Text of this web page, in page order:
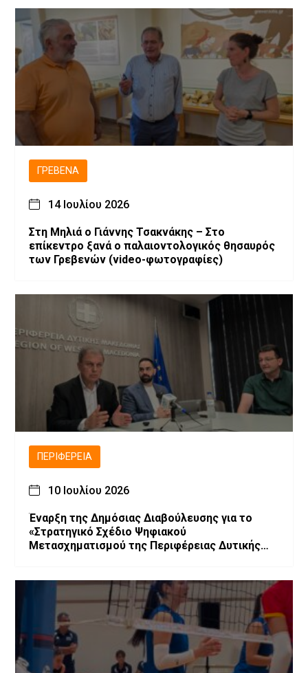
ΓΡΕΒΕΝΆ
14 Ιουλίου 2026
Στη Μηλιά ο Γιάννης Τσακνάκης – Στο
επίκεντρο ξανά ο παλαιοντολογικός θησαυρός
των Γρεβενών (video-φωτογραφίες)
ΠΕΡΙΦΈΡΕΙΑ
10 Ιουλίου 2026
Έναρξη της Δημόσιας Διαβούλευσης για το
«Στρατηγικό Σχέδιο Ψηφιακού
Μετασχηματισμού της Περιφέρειας Δυτικής